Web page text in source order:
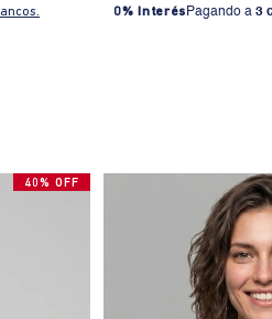
0% Interés Pagando a3
40% OFF